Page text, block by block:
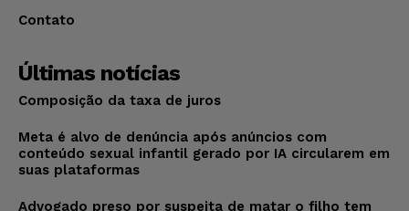
Contato
Últimas notícias
Composição da taxa de juros
Meta é alvo de denúncia após anúncios com
conteúdo sexual infantil gerado por IA circularem em
suas plataformas
Advogado preso por suspeita de matar o filho tem